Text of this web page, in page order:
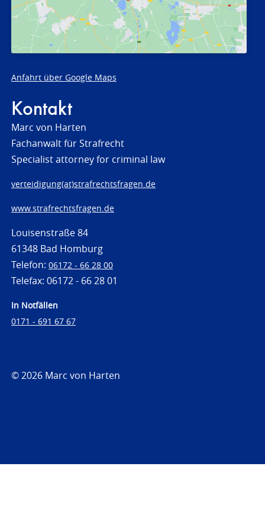
Anfahrt über Google Maps
Kontakt
Marc von Harten
Fachanwalt für Strafrecht
Specialist attorney for criminal law
verteidigung(at)strafrechtsfragen.de
www.strafrechtsfragen.de
Louisenstraße 84
61348 Bad Homburg
Telefon: 06172 - 66 28 00
Telefax: 06172 - 66 28 01
In Notfällen
0171 - 691 67 67
© 2026 Marc von Harten